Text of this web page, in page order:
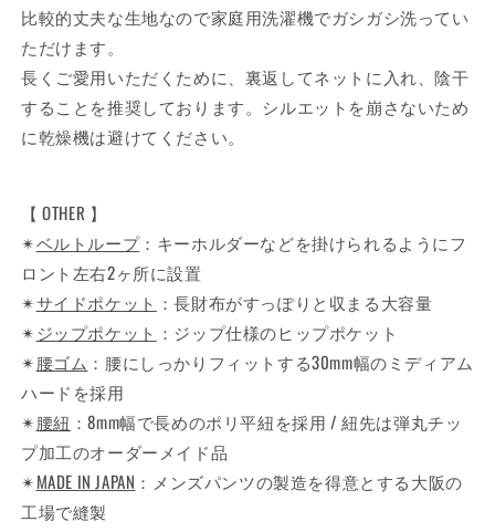
比較的丈夫な生地なので家庭用洗濯機でガシガシ洗ってい
ただけます。
長くご愛用いただくために、裏返してネットに入れ、陰干
することを推奨しております。シルエットを崩さないため
に乾燥機は避けてください。
【 OTHER 】
✴︎ベルトループ：キーホルダーなどを掛けられるようにフ
ロント左右2ヶ所に設置
✴︎サイドポケット ：長財布がすっぽりと収まる大容量
✴︎ ジップポケット ：ジップ仕様のヒップポケット
✴︎腰ゴム ：腰にしっかりフィットする30mm幅のミディアム
ハードを採用
✴︎腰紐 ：8mm幅で長めのポリ平紐を採用 / 紐先は弾丸チッ
プ加工のオーダーメイド品
✴︎MADE IN JAPAN ：メンズパンツの製造を得意とする大阪の
工場で縫製